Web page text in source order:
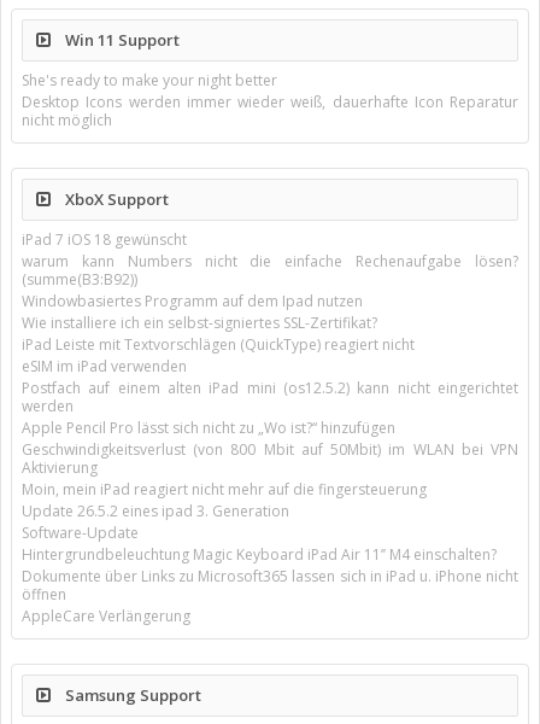
Win 11 Support
She's ready to make your night better
Desktop Icons werden immer wieder weiß, dauerhafte Icon Reparatur
nicht möglich
XboX Support
iPad 7 iOS 18 gewünscht
warum kann Numbers nicht die einfache Rechenaufgabe lösen?
(summe(B3:B92))
Windowbasiertes Programm auf dem Ipad nutzen
Wie installiere ich ein selbst-signiertes SSL-Zertifikat?
iPad Leiste mit Textvorschlägen (QuickType) reagiert nicht
eSIM im iPad verwenden
Postfach auf einem alten iPad mini (os12.5.2) kann nicht eingerichtet
werden
Apple Pencil Pro lässt sich nicht zu „Wo ist?“ hinzufügen
Geschwindigkeitsverlust (von 800 Mbit auf 50Mbit) im WLAN bei VPN
Aktivierung
Moin, mein iPad reagiert nicht mehr auf die fingersteuerung
Update 26.5.2 eines ipad 3. Generation
Software-Update
Hintergrundbeleuchtung Magic Keyboard iPad Air 11’’ M4 einschalten?
Dokumente über Links zu Microsoft365 lassen sich in iPad u. iPhone nicht
öffnen
AppleCare Verlängerung
Samsung Support